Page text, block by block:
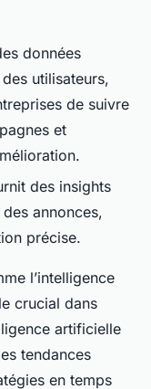
données
utilisateurs,
de suivre
et
des insights
annonces,
précise.
l’intelligence
crucial dans
artificielle
tendances
en temps